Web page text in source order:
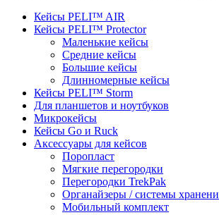
Кейсы PELI™ AIR
Кейсы PELI™ Protector
Маленькие кейсы
Средние кейсы
Большие кейсы
Длинномерные кейсы
Кейсы PELI™ Storm
Для планшетов и ноутбуков
Микрокейсы
Кейсы Go и Ruck
Аксессуары для кейсов
Поропласт
Мягкие перегородки
Перегородки TrekPak
Органайзеры / системы
Мобильный комплект